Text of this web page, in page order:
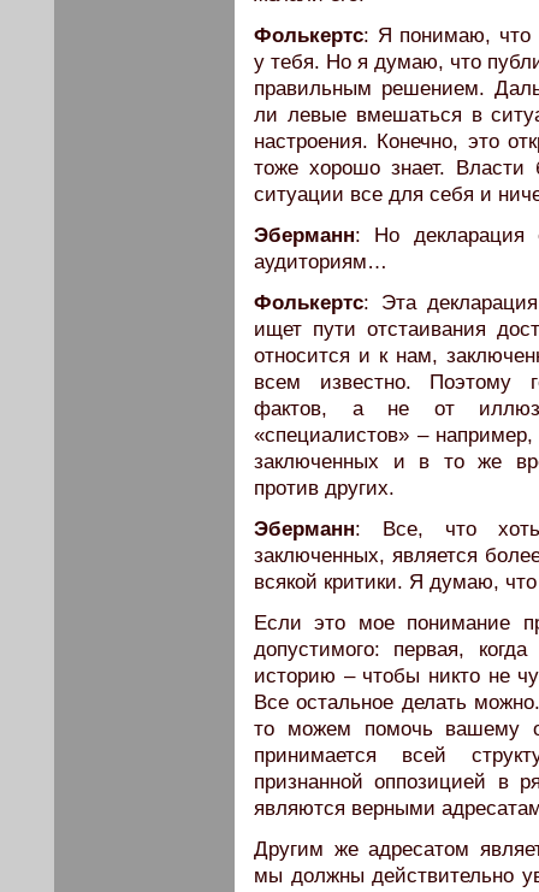
Фолькертс: Я понимаю, что
у тебя. Но я думаю, что
правильным решением.
ли левые вмешаться в
настроения. Конечно, это
тоже хорошо знает. Власти
ситуации все для себя и
Эберманн: Но декларация
аудиториям…
Фолькертс: Эта
ищет пути отстаивания
относится и к нам,
всем известно. Поэтому
фактов, а не от
«специалистов» –
заключенных и в то же
против других.
Эберманн: Все, что хоть
заключенных, является
всякой критики. Я думаю,
Если это мое понимание
допустимого: первая,
историю – чтобы никто не
Все остальное делать
то можем помочь вашему
принимается всей
признанной оппозицией в
являются верными
Другим же адресатом
мы должны действительно